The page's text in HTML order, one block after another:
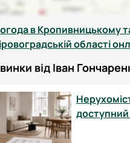
в Кропивницькому
області
від Іван
доступний